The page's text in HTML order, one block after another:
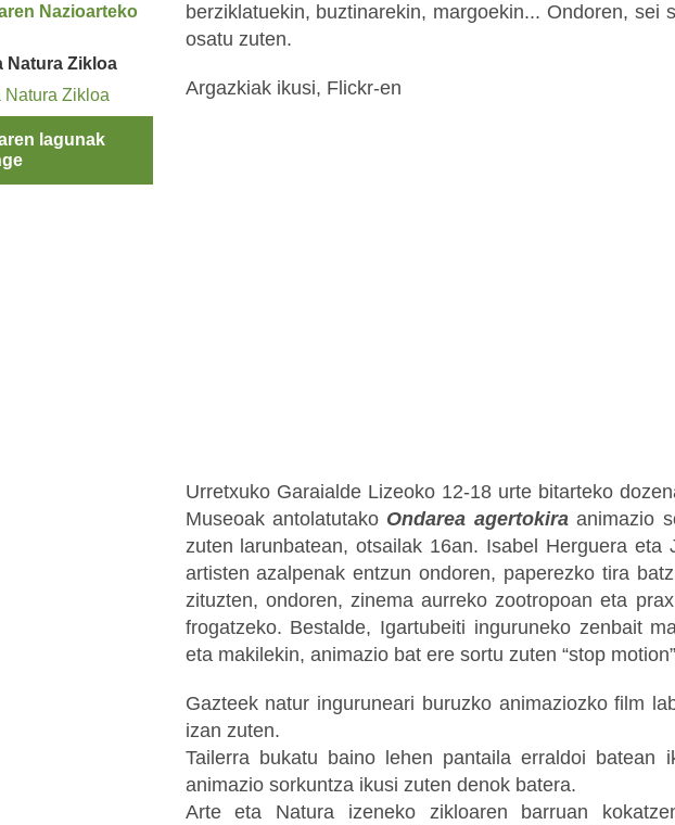
berziklatuekin, buztinarekin, margoekin... Ondoren, sei
osatu zuten.
Argazkiak ikusi, Flickr-en
Urretxuko Garaialde Lizeoko 12-18 urte bitarteko
Museoak antolatutako Ondarea agertokiraanimazio
zuten larunbatean, otsailak 16an. Isabel Herguera eta
artisten azalpenak entzun ondoren, paperezko tira
zituzten, ondoren, zinema aurreko zootropoan eta
frogatzeko. Bestalde, Igartubeiti inguruneko zenbait
eta makilekin, animazio bat ere sortu zuten “stop
Gazteek natur inguruneari buruzko animaziozko film
izan zuten.
Tailerra bukatu baino lehen pantaila erraldoi batean
animazio sorkuntza ikusi zuten denok batera.
Arte eta Natura izeneko zikloaren barruan
Nazioarteko
Natura Zikloa
Natura Zikloa
lagunak